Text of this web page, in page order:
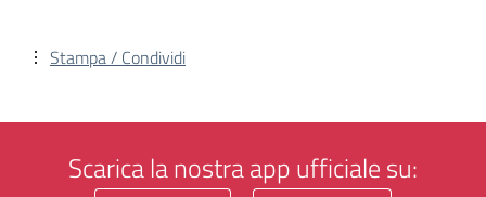
Stampa / Condividi
Scarica la nostra app ufficiale su: